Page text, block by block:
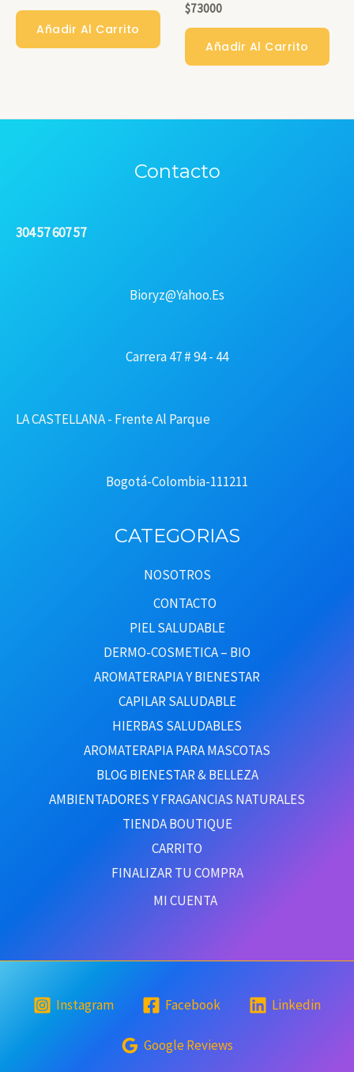
Añadir Al Carrito
$73000
Añadir Al Carrito
Contacto
304 57 607 57
Bioryz@yahoo.es
Carrera 47 # 94 - 44
LA CASTELLANA - Frente Al Parque
Bogotá-Colombia-111211
CATEGORIAS
NOSOTROS
CONTACTO
PIEL SALUDABLE
DERMO-COSMETICA – BIO
AROMATERAPIA Y BIENESTAR
CAPILAR SALUDABLE
HIERBAS SALUDABLES
AROMATERAPIA PARA MASCOTAS
BLOG BIENESTAR & BELLEZA
AMBIENTADORES Y FRAGANCIAS NATURALES
TIENDA BOUTIQUE
CARRITO
FINALIZAR TU COMPRA
MI CUENTA
Instagram Facebook Linkedin
Google Reviews